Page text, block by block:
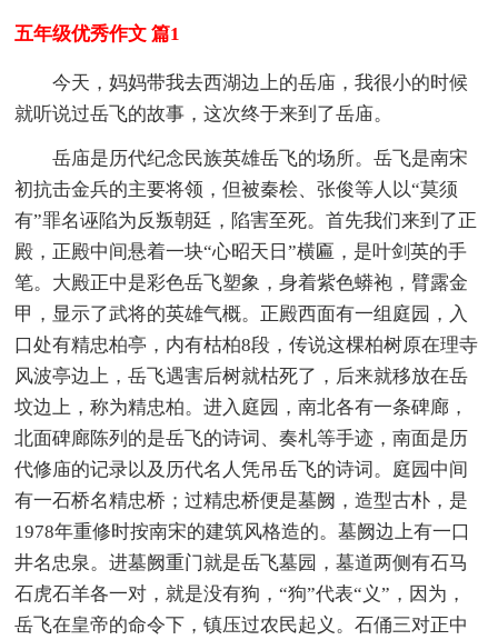
五年级优秀作文 篇1
今天，妈妈带我去西湖边上的岳庙，我很小的时候
就听说过岳飞的故事，这次终于来到了岳庙。
岳庙是历代纪念民族英雄岳飞的场所。岳飞是南宋
初抗击金兵的主要将领，但被秦桧、张俊等人以“莫须
有”罪名诬陷为反叛朝廷，陷害至死。首先我们来到了正
殿，正殿中间悬着一块“心昭天日”横匾，是叶剑英的手
笔。大殿正中是彩色岳飞塑象，身着紫色蟒袍，臂露金
甲，显示了武将的英雄气概。正殿西面有一组庭园，入
口处有精忠柏亭，内有枯柏8段，传说这棵柏树原在理寺
风波亭边上，岳飞遇害后树就枯死了，后来就移放在岳
坟边上，称为精忠柏。进入庭园，南北各有一条碑廊，
北面碑廊陈列的是岳飞的诗词、奏札等手迹，南面是历
代修庙的记录以及历代名人凭吊岳飞的诗词。庭园中间
有一石桥名精忠桥；过精忠桥便是墓阙，造型古朴，是
1978年重修时按南宋的建筑风格造的。墓阙边上有一口
井名忠泉。进墓阙重门就是岳飞墓园，墓道两侧有石马
石虎石羊各一对，就是没有狗，“狗”代表“义”，因为，
岳飞在皇帝的命令下，镇压过农民起义。石俑三对正中